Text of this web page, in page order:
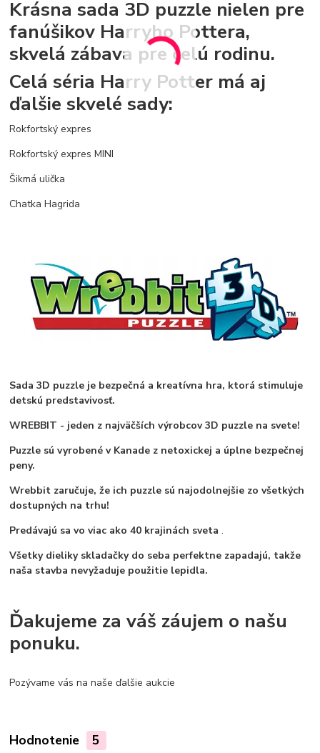
Krásna sada 3D puzzle nielen pre
fanúšikov Harryho Pottera,
skvelá zábava pre celú rodinu.
Celá séria Harry Potter má aj
ďalšie skvelé sady:
Rokfortský expres
Rokfortský expres MINI
Šikmá ulička
Chatka Hagrida
Sada 3D puzzle je bezpečná a kreatívna hra, ktorá stimuluje
detskú predstavivosť.
WREBBIT - jeden z najväčších výrobcov 3D puzzle na svete!
Puzzle sú vyrobené v Kanade z netoxickej a úplne bezpečnej
peny.
Wrebbit zaručuje, že ich puzzle sú najodolnejšie zo všetkých
dostupných na trhu!
Predávajú sa vo viac ako 40 krajinách sveta .
Všetky dieliky skladačky do seba perfektne zapadajú, takže
naša stavba nevyžaduje použitie lepidla.
Ďakujeme za váš záujem o našu
ponuku.
Pozývame vás na naše ďalšie aukcie
Hodnotenie 5